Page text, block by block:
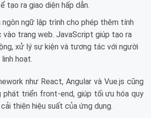
tạo ra giao diện hấp dẫn.
ngôn ngữ lập trình cho phép thêm tính
trang web. JavaScript giúp tạo ra
xử lý sự kiện và tương tác với người
hoạt.
như React, Angular và Vue.js cũng
phát triển front-end, giúp tối ưu hóa quy
thiện hiệu suất của ứng dụng.